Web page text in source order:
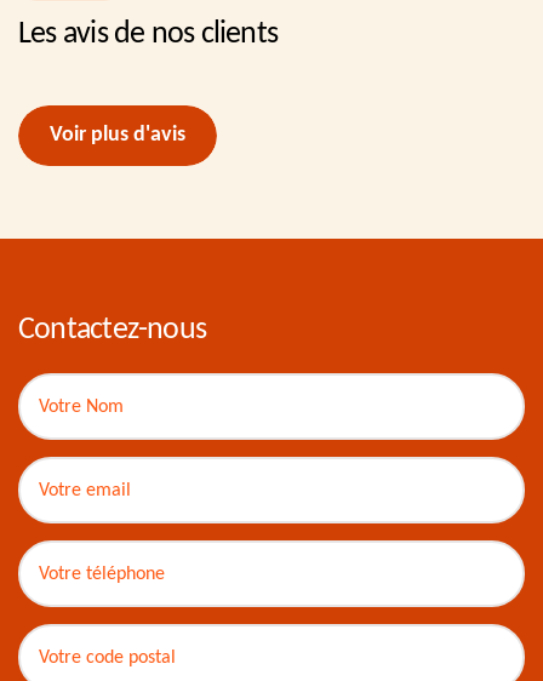
Les avis de nos clients
Voir plus d'avis
Contactez-nous